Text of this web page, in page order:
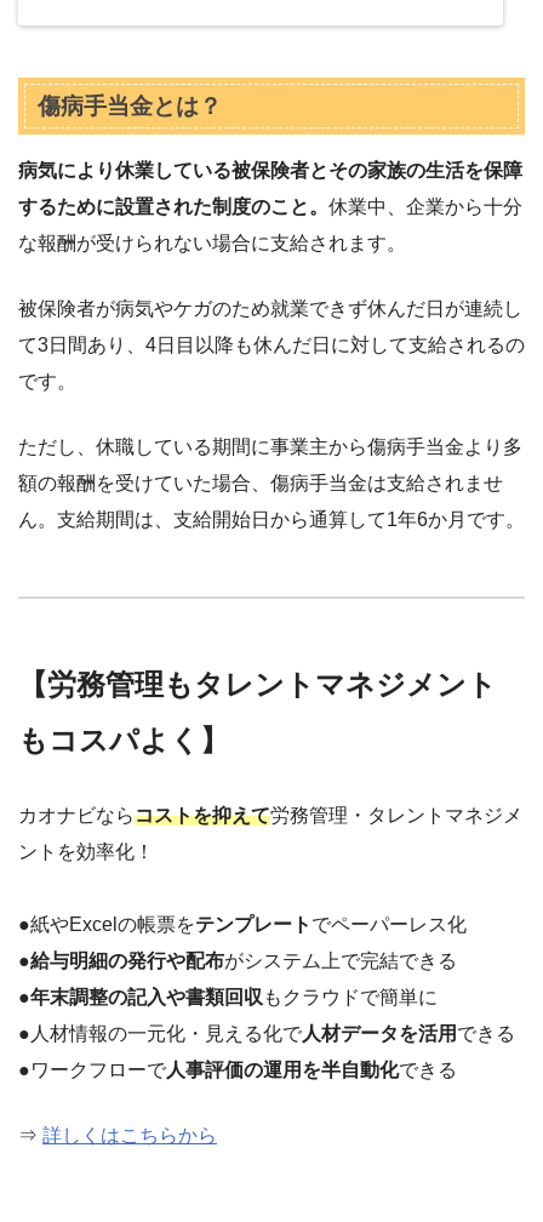
傷病手当金とは？
病気により休業している被保険者とその家族の生活を保障
するために設置された制度のこと。 休業中、企業から十分
な報酬が受けられない場合に支給されます。
被保険者が病気やケガのため就業できず休んだ日が連続し
て3日間あり、4日目以降も休んだ日に対して支給されるの
です。
ただし、休職している期間に事業主から傷病手当金より多
額の報酬を受けていた場合、傷病手当金は支給されませ
ん。支給期間は、支給開始日から通算して1年6か月です。
【労務管理もタレントマネジメント
もコスパよく】
カオナビならコストを抑えて労務管理・タレントマネジメ
ントを効率化！
●紙やExcelの帳票をテンプレート でペーパーレス化
●給与明細の発行や配布がシステム上で完結できる
●年末調整の記入や書類回収 もクラウドで簡単に
●人材情報の一元化・見える化で人材データを活用 できる
●ワークフローで人事評価の運用を半自動化できる
⇒ 詳しくはこちらから